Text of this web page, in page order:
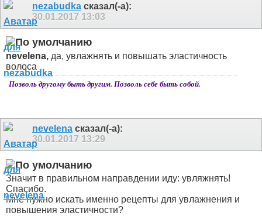
nezabudka сказал(-а):
30.01.2017 13:03
nevelena, да, увлажнять и повышать эластичность
волоса
Позволь другому быть другим. Позволь себе быть собой.
nevelena сказал(-а):
30.01.2017 13:29
Значит в правильном направдении иду: увляжнять!
Спасибо.
Мне нужно искать именно рецепты для увлажнения и
повышения эластичности?